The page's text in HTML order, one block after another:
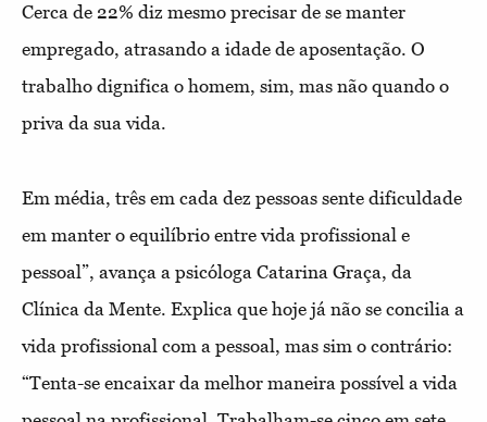
Cerca de 22% diz mesmo precisar de se manter
empregado, atrasando a idade de aposentação. O
trabalho dignifica o homem, sim, mas não quando o
priva da sua vida.
Em média, três em cada dez pessoas sente dificuldade
em manter o equilíbrio entre vida profissional e
pessoal”, avança a psicóloga Catarina Graça, da
Clínica da Mente. Explica que hoje já não se concilia a
vida profissional com a pessoal, mas sim o contrário:
“Tenta-se encaixar da melhor maneira possível a vida